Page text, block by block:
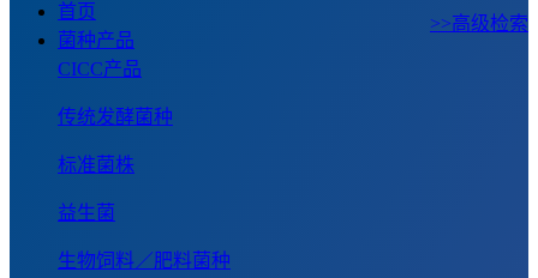
>>高级检索
首页
菌种产品
CICC产品
传统发酵菌种
标准菌株
益生菌
生物饲料／肥料菌种